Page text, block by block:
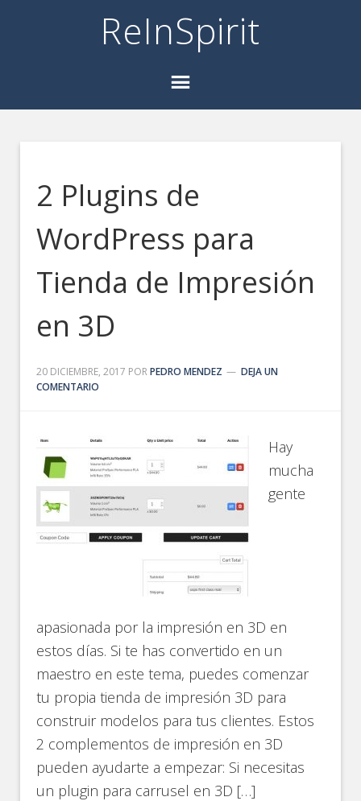
ReInSpirit
2 Plugins de
WordPress para
Tienda de Impresión
en 3D
20 DICIEMBRE, 2017 PORPEDRO MENDEZ
DEJA UN
COMENTARIO
Hay
mucha
gente
apasionada por la impresión en 3D en
estos días. Si te has convertido en un
maestro en este tema, puedes comenzar
tu propia tienda de impresión 3D para
construir modelos para tus clientes. Estos
2 complementos de impresión en 3D
pueden ayudarte a empezar: Si necesitas
un plugin para carrusel en 3D […]